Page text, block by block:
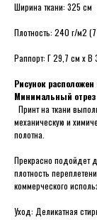
Ширина ткани: 325 см
Плотность: 240 г/м2
Раппорт: Г 29,7 см х В
Рисунок
Минимальный отрез
Принт на ткани
механическую и
полотна.
Прекрасно подойдет
плотность
коммерческого
Уход: Деликатная